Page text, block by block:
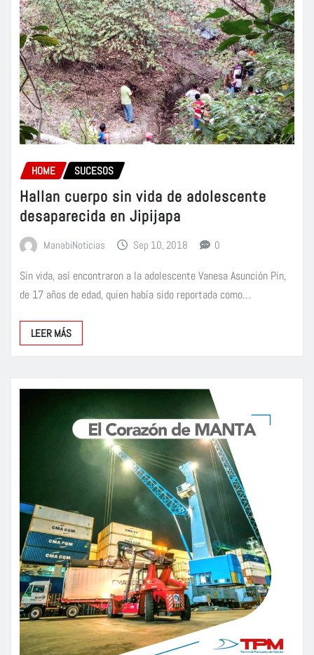
HOME SUCESOS
Hallan cuerpo sin vida de adolescente
desaparecida en Jipijapa
ManabiNoticias Sep 10, 2018 0
Sin vida, así encontraron a la adolescente Vanesa Asunción Pin,
de 17 años de edad, quien había sido reportada como…
LEER MÁS